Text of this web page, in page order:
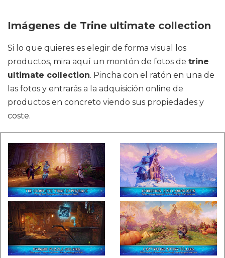
Imágenes de Trine ultimate collection
Si lo que quieres es elegir de forma visual los
productos, mira aquí un montón de fotos de trine
ultimate collection. Pincha con el ratón en una de
las fotos y entrarás a la adquisición online de
productos en concreto viendo sus propiedades y
coste.